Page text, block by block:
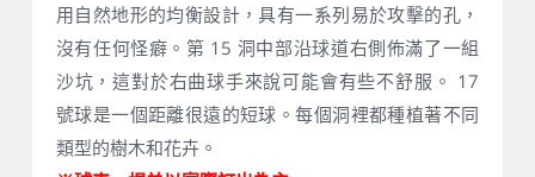
用自然地形的均衡設計，具有一系列易於攻擊的孔，
沒有任何怪癖。第 15 洞中部沿球道右側佈滿了一組
沙坑，這對於右曲球手來說可能會有些不舒服。 17
號球是一個距離很遠的短球。每個洞裡都種植著不同
類型的樹木和花卉。